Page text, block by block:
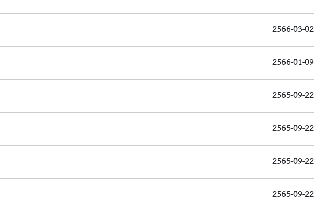
2566-03-02
2566-01-09
2565-09-22
2565-09-22
2565-09-22
2565-09-22